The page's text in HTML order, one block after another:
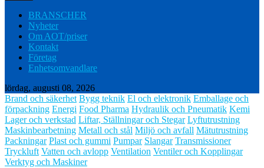
BRANSCHER
Nyheter
Om AOT/priser
Kontakt
Företag
Enhetsomvandlare
lördag, augusti 08, 2026
Brand och säkerhet Bygg teknik El och elektronik Emballage och
förpackning Energi Food Pharma Hydraulik och Pneumatik Kemi
Lager och verkstad Liftar, Ställningar och Stegar Lyftutrustning
Maskinbearbetning Metall och stål Miljö och avfall Mätutrustning
Packningar Plast och gummi Pumpar Slangar Transmissioner
Tryckluft Vatten och avlopp Ventilation Ventiler och Kopplingar
Verktyg och Maskiner